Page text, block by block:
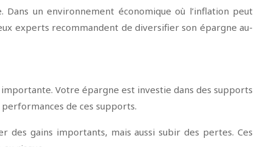
un environnement économique où l’inflation peut
experts recommandent de diversifier son épargne au-
Votre épargne est investie dans des supports
de ces supports.
des gains importants, mais aussi subir des pertes. Ces